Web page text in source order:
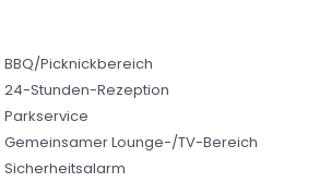
BBQ/Picknickbereich
24-Stunden-Rezeption
Parkservice
Gemeinsamer Lounge-/TV-Bereich
Sicherheitsalarm